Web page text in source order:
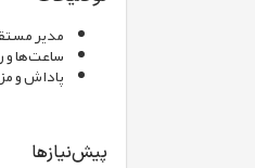
مدیر
ساعت‌ها و
پاداش و
پیش‌نیازها